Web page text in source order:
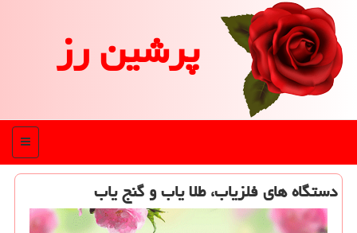
پرشین رز
منو
دستگاه های فلزیاب، طلا یاب و گنج یاب